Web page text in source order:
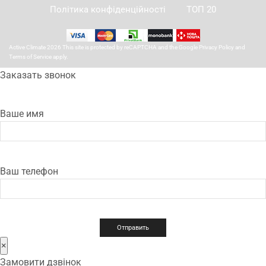
Політика конфіденційності ТОП 20
Active Climate 2026 This site is protected by reCAPTCHA and the Google Privacy Policy and
Terms of Service apply.
Заказать звонок
Ваше имя
Ваш телефон
×
Замовити дзвінок